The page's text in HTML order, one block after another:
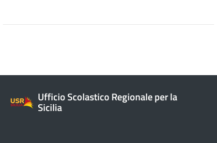
Ufficio Scolastico Regionale per la
Sicilia